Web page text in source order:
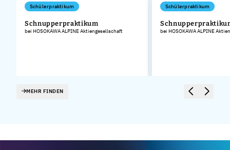
Schülerpraktikum
Schnupperpraktikum
bei HOSOKAWA ALPINE Aktiengesellschaft
Schülerpraktikum
bei HOSOKAWA ALPINE
MEHR FINDEN